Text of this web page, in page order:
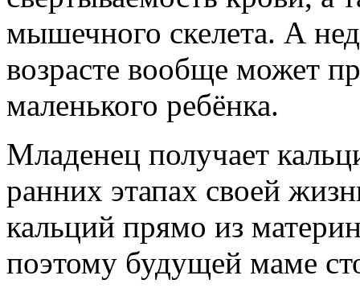
мышечного скелета. А
возрасте вообще может
маленького ребёнка.
Младенец получает
ранних этапах своей
кальций прямо из
поэтому будущей маме